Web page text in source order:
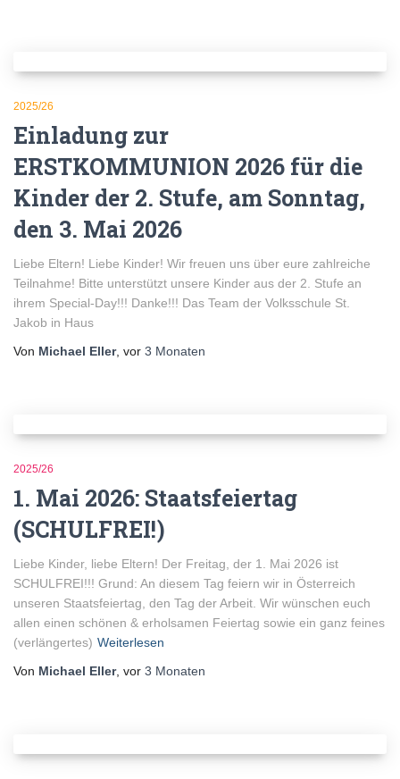
2025/26
Einladung zur
ERSTKOMMUNION 2026 für die
Kinder der 2. Stufe, am Sonntag,
den 3. Mai 2026
Liebe Eltern! Liebe Kinder! Wir freuen uns über eure zahlreiche
Teilnahme! Bitte unterstützt unsere Kinder aus der 2. Stufe an
ihrem Special-Day!!! Danke!!! Das Team der Volksschule St.
Jakob in Haus
Von Michael Eller, vor 3 Monaten
2025/26
1. Mai 2026: Staatsfeiertag
(SCHULFREI!)
Liebe Kinder, liebe Eltern! Der Freitag, der 1. Mai 2026 ist
SCHULFREI!!! Grund: An diesem Tag feiern wir in Österreich
unseren Staatsfeiertag, den Tag der Arbeit. Wir wünschen euch
allen einen schönen & erholsamen Feiertag sowie ein ganz feines
(verlängertes) Weiterlesen
Von Michael Eller, vor 3 Monaten